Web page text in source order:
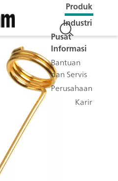
Produk
Industri
Pusat
Informasi
Bantuan
dan Servis
Perusahaan
Karir